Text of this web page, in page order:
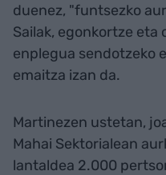
duenez, "funtsezko
Sailak, egonkortze eta
enplegua sendotzeko
emaitza izan da.
Martinezen ustetan,
Mahai Sektorialean
lantaldea 2.000